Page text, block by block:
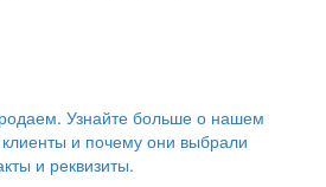
Узнайте больше о нашем
и почему они выбрали
и реквизиты.